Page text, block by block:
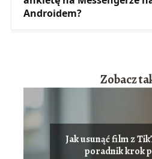
Androidem?
Zobacz
Jak usunąć film z
poradnik krok